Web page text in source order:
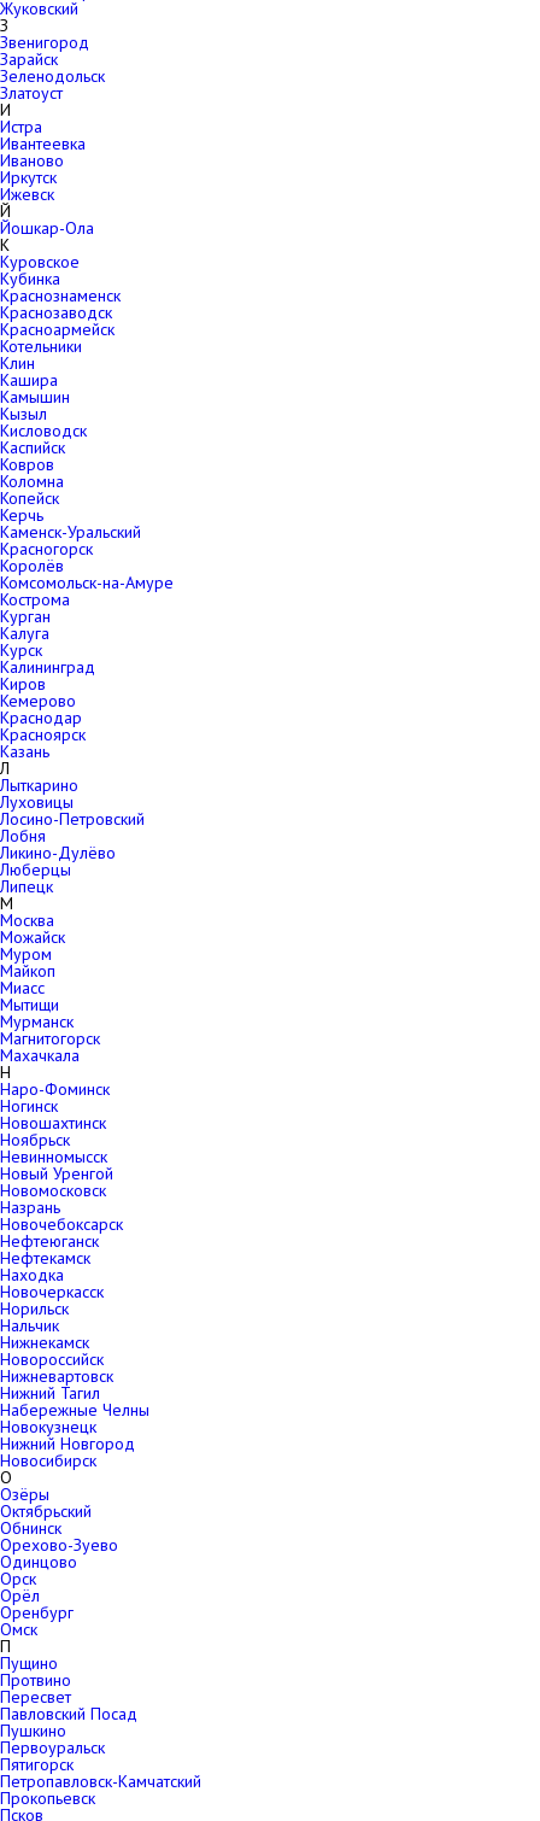
Жуковский
З
Звенигород
Зарайск
Зеленодольск
Златоуст
И
Истра
Ивантеевка
Иваново
Иркутск
Ижевск
Й
Йошкар-Ола
К
Куровское
Кубинка
Краснознаменск
Краснозаводск
Красноармейск
Котельники
Клин
Кашира
Камышин
Кызыл
Кисловодск
Каспийск
Ковров
Коломна
Копейск
Керчь
Каменск-Уральский
Красногорск
Королёв
Комсомольск-на-Амуре
Кострома
Курган
Калуга
Курск
Калининград
Киров
Кемерово
Краснодар
Красноярск
Казань
Л
Лыткарино
Луховицы
Лосино-Петровский
Лобня
Ликино-Дулёво
Люберцы
Липецк
М
Москва
Можайск
Муром
Майкоп
Миасс
Мытищи
Мурманск
Магнитогорск
Махачкала
Н
Наро-Фоминск
Ногинск
Новошахтинск
Ноябрьск
Невинномысск
Новый Уренгой
Новомосковск
Назрань
Новочебоксарск
Нефтеюганск
Нефтекамск
Находка
Новочеркасск
Норильск
Нальчик
Нижнекамск
Новороссийск
Нижневартовск
Нижний Тагил
Набережные Челны
Новокузнецк
Нижний Новгород
Новосибирск
О
Озёры
Октябрьский
Обнинск
Орехово-Зуево
Одинцово
Орск
Орёл
Оренбург
Омск
П
Пущино
Протвино
Пересвет
Павловский Посад
Пушкино
Первоуральск
Пятигорск
Петропавловск-Камчатский
Прокопьевск
Псков